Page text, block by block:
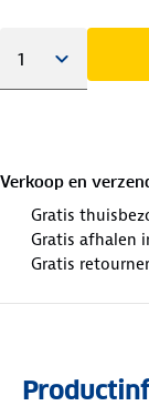
Verkoop en
Gratis
Gratis afhalen
Gratis